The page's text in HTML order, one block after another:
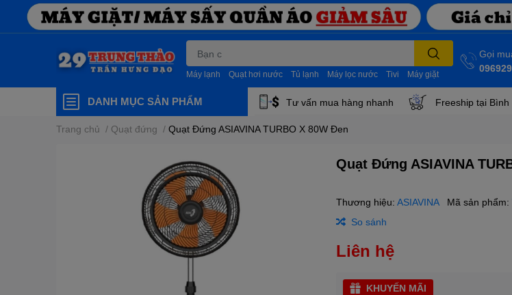
Máy lạnh Quạt hơi nước Tủ lạnh Máy lọc nước Tivi Máy giặt
Gọi
DANH MỤC SẢN PHẨM Tư vấn mua hàng nhanh Freeship tại
Trang chủ / Quạt đứng / Quạt Đứng ASIAVINA TURBO X 80W Đen
Quạt Đứng ASIAVINA
Thương hiệu:ASIAVINA Mã sản phẩm:
So sánh
Liên hệ
KHUYẾN MÃI